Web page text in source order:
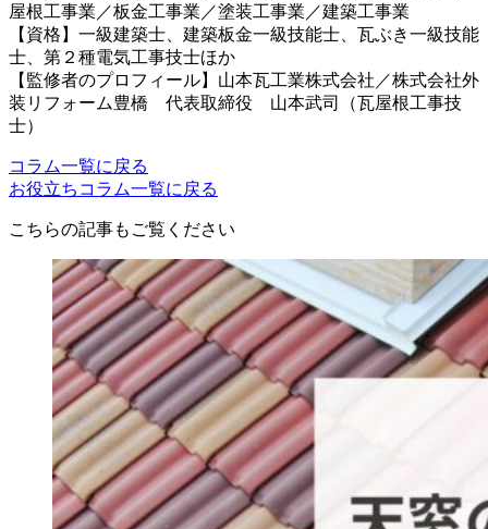
屋根工事業／板金工事業／塗装工事業／建築工事業
【資格】一級建築士、建築板金一級技能士、瓦ぶき一級技能
士、第２種電気工事技士ほか
【監修者のプロフィール】山本瓦工業株式会社／株式会社外
装リフォーム豊橋 代表取締役 山本武司（瓦屋根工事技
士）
コラム一覧に戻る
お役立ちコラム一覧に戻る
こちらの記事もご覧ください